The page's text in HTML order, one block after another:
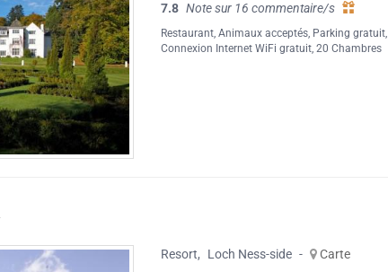
7.8 Note sur 16 commentaire/s
Restaurant,Animaux acceptés, Parking gratuit,
Connexion Internet WiFi gratuit, 20 Chambres
Resort, Loch Ness-side -
Carte